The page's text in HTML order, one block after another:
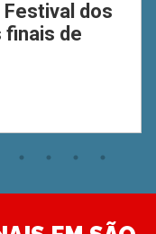
dos
finais de